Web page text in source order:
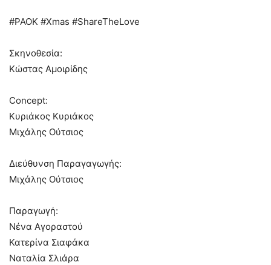
#PAOK #Xmas #ShareTheLove
Σκηνοθεσία:
Κώστας Αμοιρίδης
Concept:
Κυριάκος Κυριάκος
Μιχάλης Ούτσιος
Διεύθυνση Παραγαγωγής:
Μιχάλης Ούτσιος
Παραγωγή:
Νένα Αγοραστού
Κατερίνα Σιαφάκα
Ναταλία Σλιάρα